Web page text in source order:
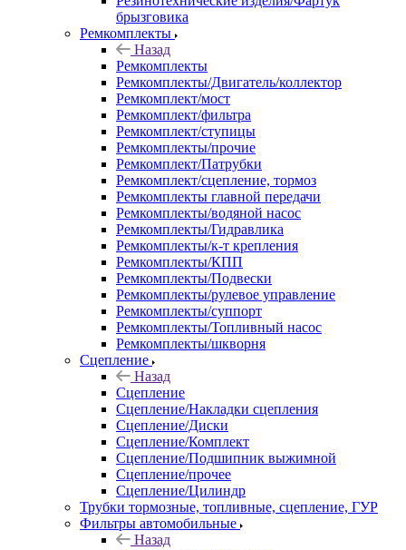
брызговика
Ремкомплекты
Назад
Ремкомплекты
Ремкомплекты/Двигатель/коллектор
Ремкомплект/мост
Ремкомплект/фильтра
Ремкомплект/ступицы
Ремкомплекты/прочие
Ремкомплект/Патрубки
Ремкомплект/сцепление, тормоз
Ремкомплекты главной передачи
Ремкомплекты/водяной насос
Ремкомплекты/Гидравлика
Ремкомплекты/к-т крепления
Ремкомплекты/КПП
Ремкомплекты/Подвески
Ремкомплекты/рулевое управление
Ремкомплекты/суппорт
Ремкомплекты/Топливный насос
Ремкомплекты/шкворня
Сцепление
Назад
Сцепление
Сцепление/Накладки сцепления
Сцепление/Диски
Сцепление/Комплект
Сцепление/Подшипник выжимной
Сцепление/прочее
Сцепление/Цилиндр
Трубки тормозные, топливные, сцепление, ГУР
Фильтры автомобильные
Назад